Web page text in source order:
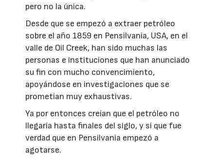
pero no la única.
Desde que se empezó a extraer petróleo
sobre el año 1859 en Pensilvania, USA, en el
valle de Oil Creek, han sido muchas las
personas e instituciones que han anunciado
su fin con mucho convencimiento,
apoyándose en investigaciones que se
prometían muy exhaustivas.
Ya por entonces creían que el petróleo no
llegaría hasta finales del siglo, y sí que fue
verdad que en Pensilvania empezó a
agotarse.